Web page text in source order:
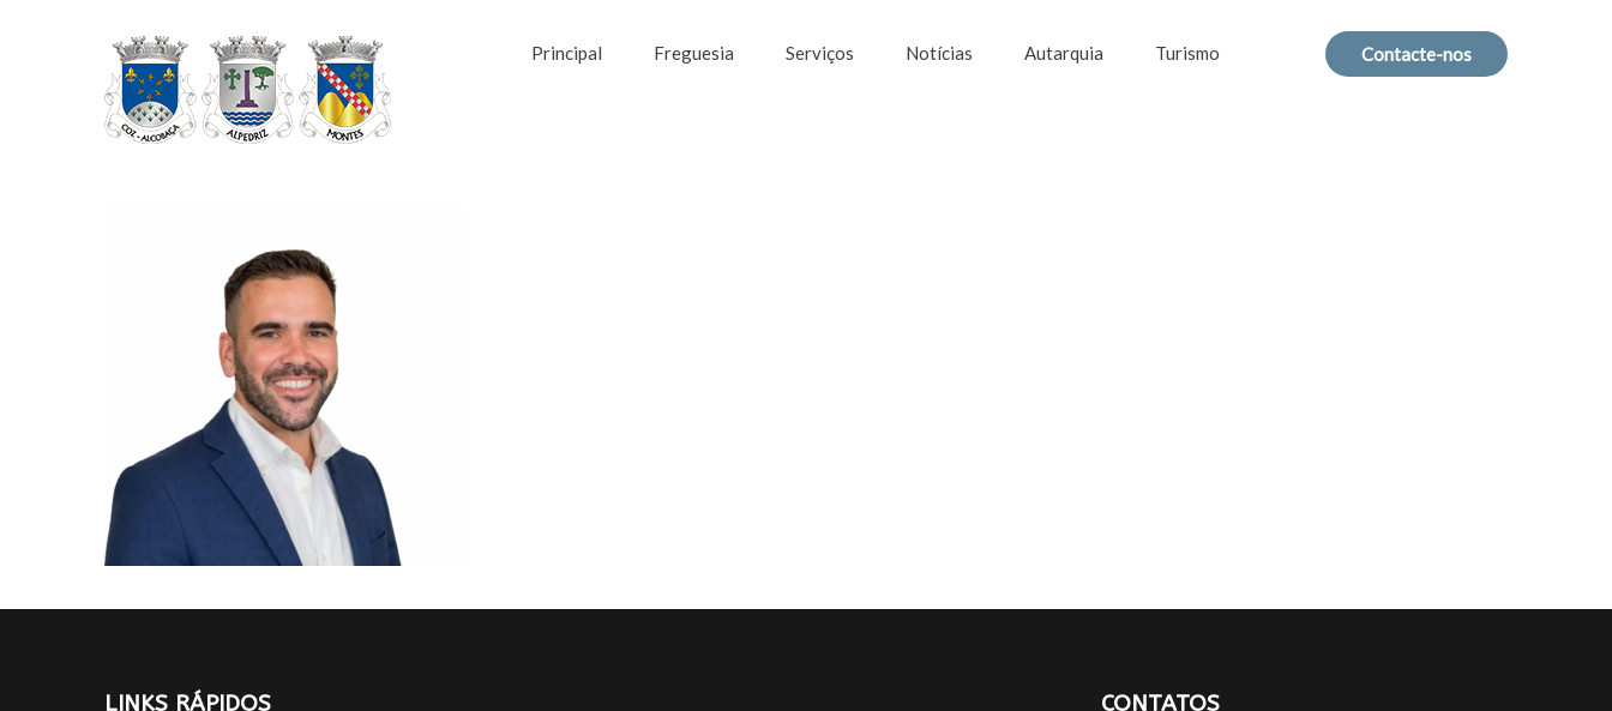
Contacte-nos
Principal Freguesia Serviços Notícias Autarquia Turismo
LINKS RÁPIDOS CONTATOS